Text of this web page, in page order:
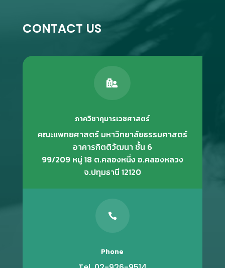
CONTACT US

ภาควิชากุมารเวชศาสตร์
คณะแพทยศาสตร์ มหาวิทยาลัยธรรมศาสตร์
อาคารกิตติวัฒนา ชั้น 6
99/209 หมู่ 18 ต.คลองหนึ่ง อ.คลองหลวง
จ.ปทุมธานี 12120

Phone